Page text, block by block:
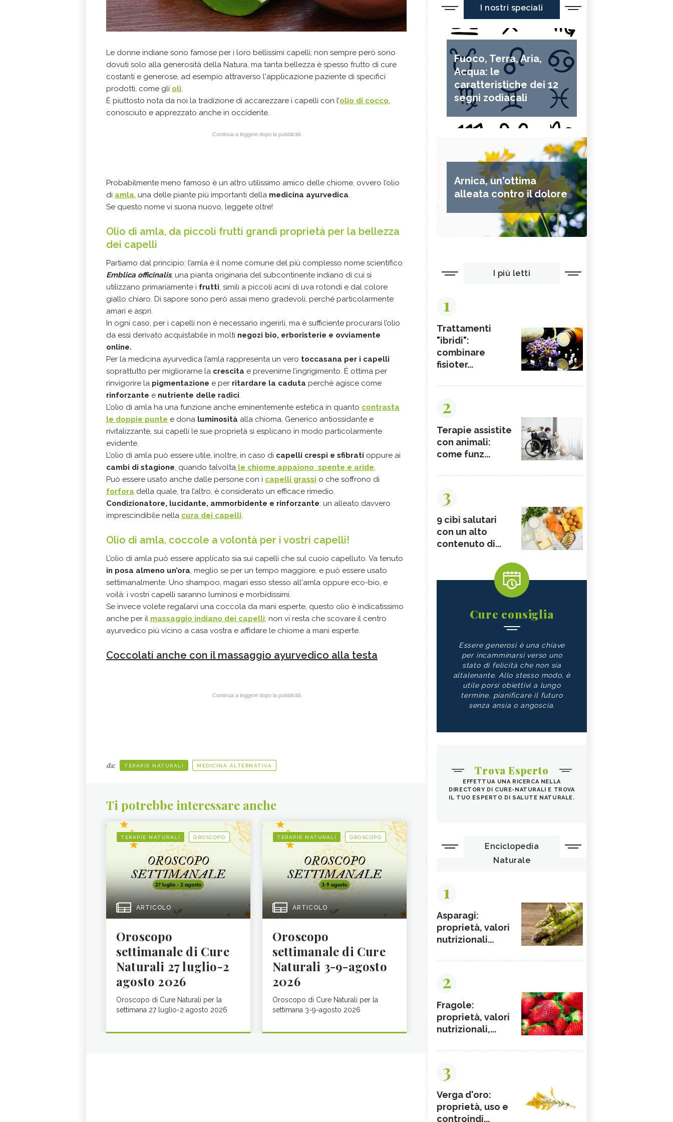
Le donne indiane sono famose per i loro bellissimi capelli; non sempre però sono
dovuti solo alla generosità della Natura, ma tanta bellezza è spesso frutto di cure
costanti e generose, ad esempio attraverso l'applicazione paziente di specifici
prodotti, come gli oli.
È piuttosto nota da noi la tradizione di accarezzare i capelli con l’olio di cocco,
conosciuto e apprezzato anche in occidente.
Continua a leggere dopo la pubblicità
Probabilmente meno famoso è un altro utilissimo amico delle chiome, ovvero l’olio
di amla, una delle piante più importanti della medicina ayurvedica.
Se questo nome vi suona nuovo, leggete oltre!
Olio di amla, da piccoli frutti grandi proprietà per la bellezza
dei capelli
Partiamo dal principio: l’amla è il nome comune del più complesso nome scientifico
Emblica officinalis, una pianta originaria del subcontinente indiano di cui si
utilizzano primariamente i frutti, simili a piccoli acini di uva rotondi e dal colore
giallo chiaro. Di sapore sono però assai meno gradevoli, perché particolarmente
amari e aspri.
In ogni caso, per i capelli non è necessario ingerirli, ma è sufficiente procurarsi l’olio
da essi derivato acquistabile in molti negozi bio, erboristerie e ovviamente
online.
Per la medicina ayurvedica l’amla rappresenta un vero toccasana per i capelli
soprattutto per migliorarne la crescita e prevenirne l’ingrigimento. È ottima per
rinvigorire la pigmentazione e per ritardare la caduta perché agisce come
rinforzante e nutriente delle radici.
L’olio di amla ha una funzione anche eminentemente estetica in quanto contrasta
le doppie punte e dona luminosità alla chioma. Generico antiossidante e
rivitalizzante, sui capelli le sue proprietà si esplicano in modo particolarmente
evidente.
L’olio di amla può essere utile, inoltre, in caso di capelli crespi e sfibrati oppure ai
cambi di stagione, quando talvolta le chiome appaiono spente e aride.
Può essere usato anche dalle persone con i capelli grassi o che soffrono di
forfora della quale, tra l’altro, è considerato un efficace rimedio.
Condizionatore, lucidante, ammorbidente e rinforzante: un alleato davvero
imprescindibile nella cura dei capelli.
Olio di amla, coccole a volontà per i vostri capelli!
L’olio di amla può essere applicato sia sui capelli che sul cuoio capelluto. Va tenuto
in posa almeno un’ora, meglio se per un tempo maggiore, e può essere usato
settimanalmente. Uno shampoo, magari esso stesso all'amla oppure eco-bio, e
voilà: i vostri capelli saranno luminosi e morbidissimi.
Se invece volete regalarvi una coccola da mani esperte, questo olio è indicatissimo
anche per il massaggio indiano dei capelli: non vi resta che scovare il centro
ayurvedico più vicino a casa vostra e affidare le chiome a mani esperte.
Coccolati anche con il massaggio ayurvedico alla testa
Continua a leggere dopo la pubblicità
da: TERAPIE NATURALI MEDICINA ALTERNATIVA
Ti potrebbe interessare anche
TERAPIE NATURALI OROSCOPO
ARTICOLO
Oroscopo
settimanale di Cure
Naturali 27 luglio-2
agosto 2026
Oroscopo di Cure Naturali per la
settimana 27 luglio-2 agosto 2026
TERAPIE NATURALI OROSCOPO
ARTICOLO
Oroscopo
settimanale di Cure
Naturali 3-9-agosto
2026
Oroscopo di Cure Naturali per la
settimana 3-9-agosto 2026
I nostri speciali
Fuoco, Terra, Aria,
Acqua: le
caratteristiche dei 12
segni zodiacali
Arnica, un'ottima
alleata contro il dolore
I più letti
1
Trattamenti
"ibridi":
combinare
fisioter...
2
Terapie assistite
con animali:
come funz...
3
9 cibi salutari
con un alto
contenuto di...
Cure consiglia
Essere generosi è una chiave
per incamminarsi verso uno
stato di felicità che non sia
altalenante. Allo stesso modo, è
utile porsi obiettivi a lungo
termine, pianificare il futuro
senza ansia o angoscia.
Trova Esperto
EFFETTUA UNA RICERCA NELLA
DIRECTORY DI CURE-NATURALI E TROVA
IL TUO ESPERTO DI SALUTE NATURALE.
Enciclopedia
Naturale
1
Asparagi:
proprietà, valori
nutrizionali...
2
Fragole:
proprietà, valori
nutrizionali,...
3
Verga d'oro:
proprietà, uso e
controindi...